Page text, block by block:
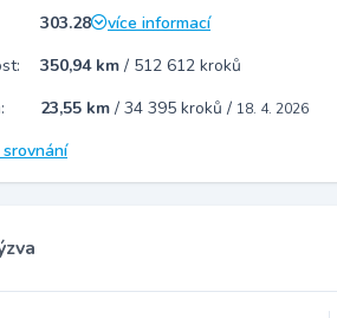
303.28
více informací
350,94 km / 512 612 kroků
23,55 km / 34 395 kroků / 18. 4. 2026